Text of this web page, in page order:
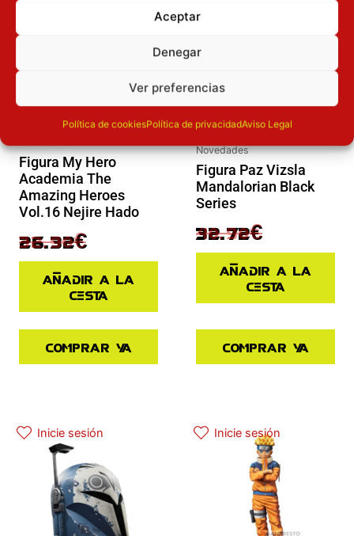
Aceptar
Denegar
Ver preferencias
Política de cookiesPolítica de privacidadAviso Legal
Figura My Hero
Academia The
Amazing Heroes
Vol.16 Nejire Hado
32.90€
26.32€
Añadir a la
cesta
Comprar ya
Novedades
Figura Paz Vizsla
Mandalorian Black
Series
40.90€
32.72€
Añadir a la
cesta
Comprar ya
Inicie sesión Inicie sesión